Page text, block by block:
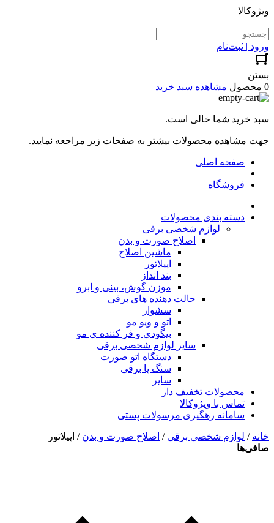
ویژوکالا
ورود | ثبت‌نام
بستن
0 محصول
مشاهده سبد خرید
سبد خرید شما خالی است.
جهت مشاهده محصولات بیشتر به صفحات زیر مراجعه نمایید.
صفحه اصلی
فروشگاه
دسته بندی محصولات
لوازم شخصی برقی
اصلاح صورت و بدن
ماشین اصلاح
اپیلاتور
بند انداز
موزن گوش، بینی و ابرو
حالت دهنده های برقی
سشوار
اتو و ویو مو
بیگودی و فر کننده ی مو
سایر لوازم شخصی برقی
دستگاه اتو صورت
سنگ پا برقی
سایر
محصولات تخفیف دار
تماس با ویژوکالا
سامانه رهگیری مرسولات پستی
خانه / لوازم شخصی برقی / اصلاح صورت و بدن / اپیلاتور
صافی‌ها